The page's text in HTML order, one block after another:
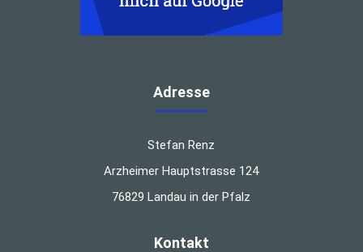
Adresse
Stefan Renz
Arzheimer Hauptstrasse 124
76829 Landau in der Pfalz
Kontakt